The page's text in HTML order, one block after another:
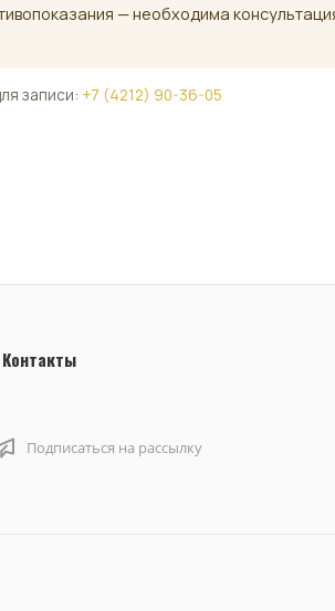
— необходима
записи: +7 (4212) 90-36-05
Контакты
Подписаться на рассылку